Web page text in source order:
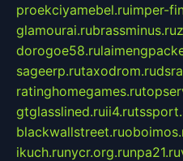
proekciyamebel.ruimper-
glamourai.rubrassminus.ru
dorogoe58.ru
sageerp.rutaxodrom.ru
ratinghomegames.ru
gtglasslined.ruii4.ru
blackwallstreet.ru
ikuch.runycr.org.runpa21.ru